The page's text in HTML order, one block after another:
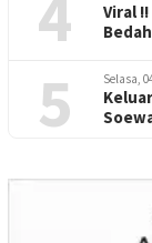
4
Viral
5 Selasa,